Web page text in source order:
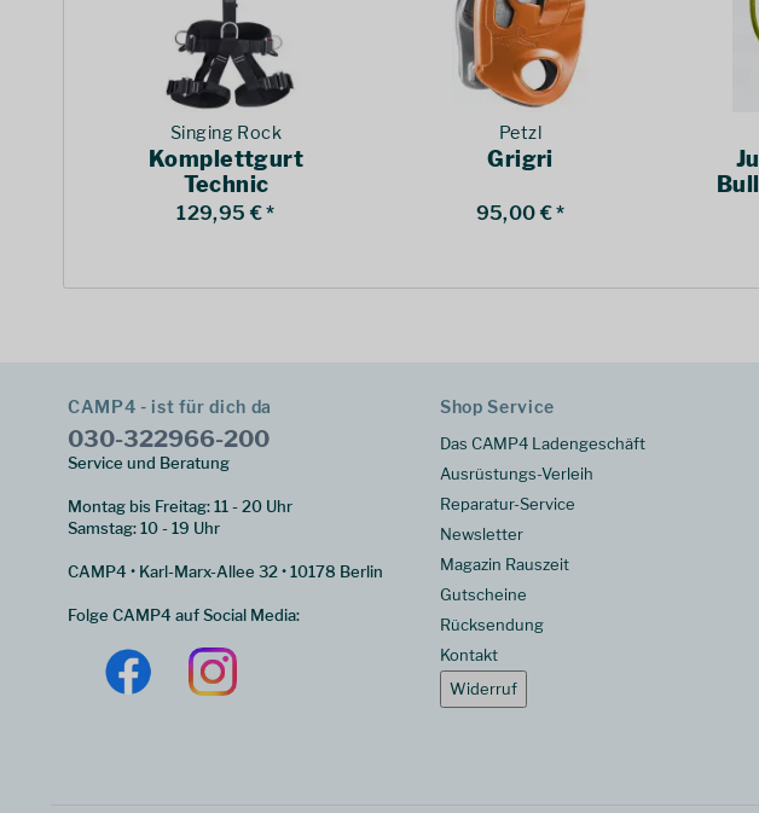
Singing Rock
Komplettgurt
Technic
129,95 € *
Petzl
Grigri
95,00 € *
CAMP4 - ist für dich da
030-322966-200
Service und Beratung
Montag bis Freitag: 11 - 20 Uhr
Samstag: 10 - 19 Uhr
CAMP4 • Karl-Marx-Allee 32 • 10178 Berlin
Folge CAMP4 auf Social Media:
Shop Service
Das CAMP4 Ladengeschäft
Ausrüstungs-Verleih
Reparatur-Service
Newsletter
Magazin Rauszeit
Gutscheine
Rücksendung
Kontakt
Widerruf